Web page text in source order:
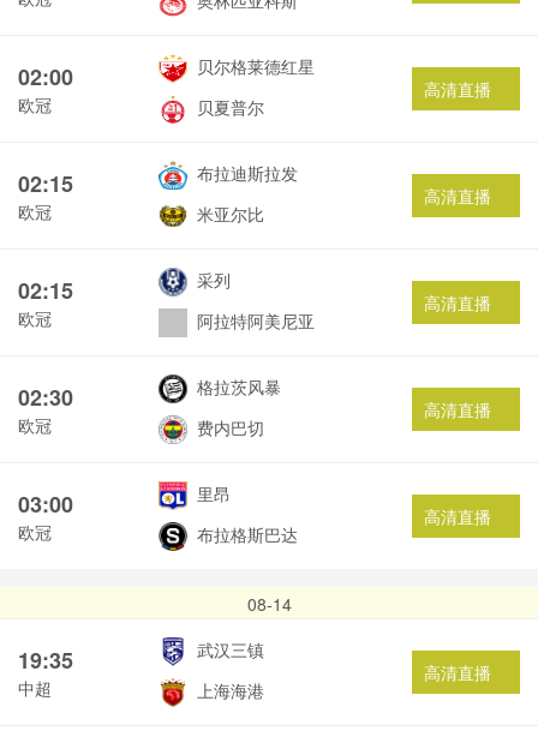
02:00
欧冠
贝尔格莱德红星
贝夏普尔
高清直播
02:15
欧冠
布拉迪斯拉发
米亚尔比
高清直播
02:15
欧冠
采列
阿拉特阿美尼亚
高清直播
02:30
欧冠
格拉茨风暴
费内巴切
高清直播
03:00
欧冠
里昂
布拉格斯巴达
高清直播
08-14
19:35
中超
武汉三镇
上海海港
高清直播